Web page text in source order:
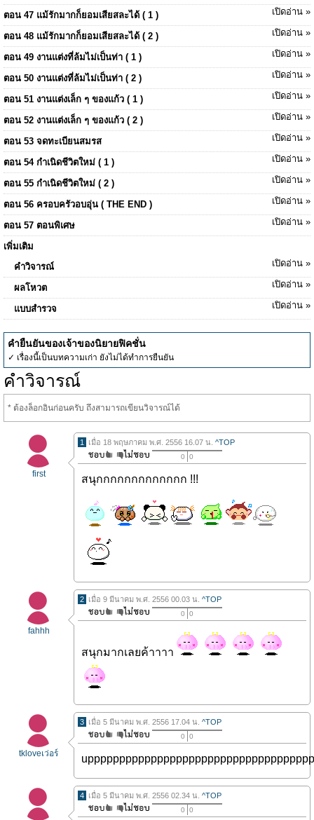
ตอน 47 แม้รักมากก็ยอมเสียสละได้ ( 1 ) เปิดอ่าน »
ตอน 48 แม้รักมากก็ยอมเสียสละได้ ( 2 ) เปิดอ่าน »
ตอน 49 งานแต่งที่ล้มไม่เป็นท่า ( 1 ) เปิดอ่าน »
ตอน 50 งานแต่งที่ล้มไม่เป็นท่า ( 2 ) เปิดอ่าน »
ตอน 51 งานแต่งเล็ก ๆ ของแก้ว ( 1 ) เปิดอ่าน »
ตอน 52 งานแต่งเล็ก ๆ ของแก้ว ( 2 ) เปิดอ่าน »
ตอน 53 จดทะเบียนสมรส เปิดอ่าน »
ตอน 54 กำเนิดชีวิตใหม่ ( 1 ) เปิดอ่าน »
ตอน 55 กำเนิดชีวิตใหม่ ( 2 ) เปิดอ่าน »
ตอน 56 ครอบครัวอบอุ่น ( THE END ) เปิดอ่าน »
ตอน 57 ตอนพิเศษ เปิดอ่าน »
เพิ่มเติม
คำวิจารณ์
เปิดอ่าน »
ผลโหวต เปิดอ่าน »
แบบสำรวจ เปิดอ่าน »
คำยืนยันของเจ้าของนิยายฟิคชั่น
✓ เรื่องนี้เป็นบทความเก่า ยังไม่ได้ทำการยืนยัน
คำวิจารณ์
* ต้องล็อกอินก่อนครับ ถึงสามารถเขียนวิจารณ์ได้
first
1 เมื่อ 18 พฤษภาคม พ.ศ. 2556 16.07 น. ^TOP
0 0
สนุกกกกกกกกกกกกก !!!
fahhh
2 เมื่อ 9 มีนาคม พ.ศ. 2556 00.03 น. ^TOP
0 0
สนุกมากเลยค้าาาา
tkloveเว่อร์
3 เมื่อ 5 มีนาคม พ.ศ. 2556 17.04 น. ^TOP
0 0
4 เมื่อ 5 มีนาคม พ.ศ. 2556 02.34 น. ^TOP
0 0